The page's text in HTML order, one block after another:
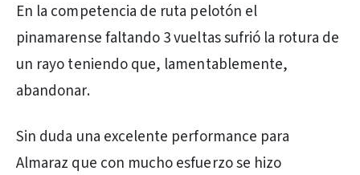
En la competencia de ruta pelotón el
pinamarense faltando 3 vueltas sufrió la rotura de
un rayo teniendo que, lamentablemente,
abandonar.
Sin duda una excelente performance para
Almaraz que con mucho esfuerzo se hizo